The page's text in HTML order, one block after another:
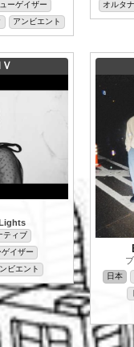
ーゲイザー
アンビエント
オルタ
ティブ
イザー
ビエント
日本